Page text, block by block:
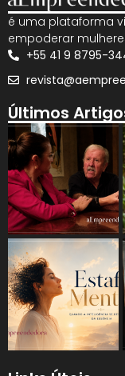
é uma plataforma
empoderar
+55 41 9 8795-
Últimos